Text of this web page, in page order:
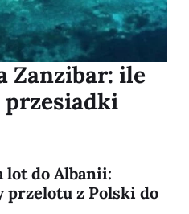
Zanzibar: ile
lot do Albanii:
przelotu z Polski do